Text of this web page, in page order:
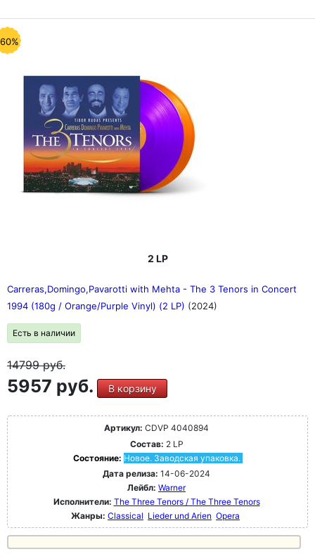
2 LP
Carreras,Domingo,Pavarotti with Mehta - The 3 Tenors in Concert
1994 (180g / Orange/Purple Vinyl) (2 LP) (2024)
Есть в наличии
14799руб.
5957 руб. В корзину
Артикул: CDVP 4040894
Состав: 2 LP
Состояние: Новое. Заводская упаковка.
Дата релиза: 14-06-2024
Лейбл: Warner
Исполнители: The Three Tenors / The Three Tenors
Жанры: Classical Lieder und Arien Opera